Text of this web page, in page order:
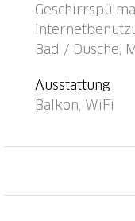
Bad / Dusche,
Ausstattung
Balkon, WiFi